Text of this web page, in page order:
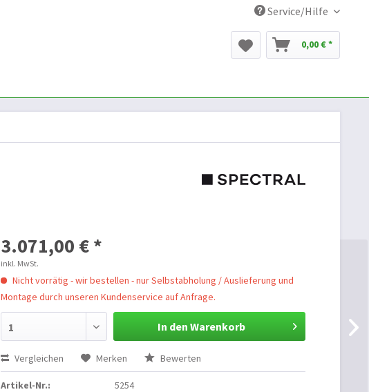
Service/Hilfe
0,00 € *
3.071,00 € *
inkl. MwSt.
Nicht vorrätig - wir bestellen - nur Selbstabholung / Auslieferung und
Montage durch unseren Kundenservice auf Anfrage.
1 In den Warenkorb
Vergleichen Merken Bewerten
Artikel-Nr.: 5254